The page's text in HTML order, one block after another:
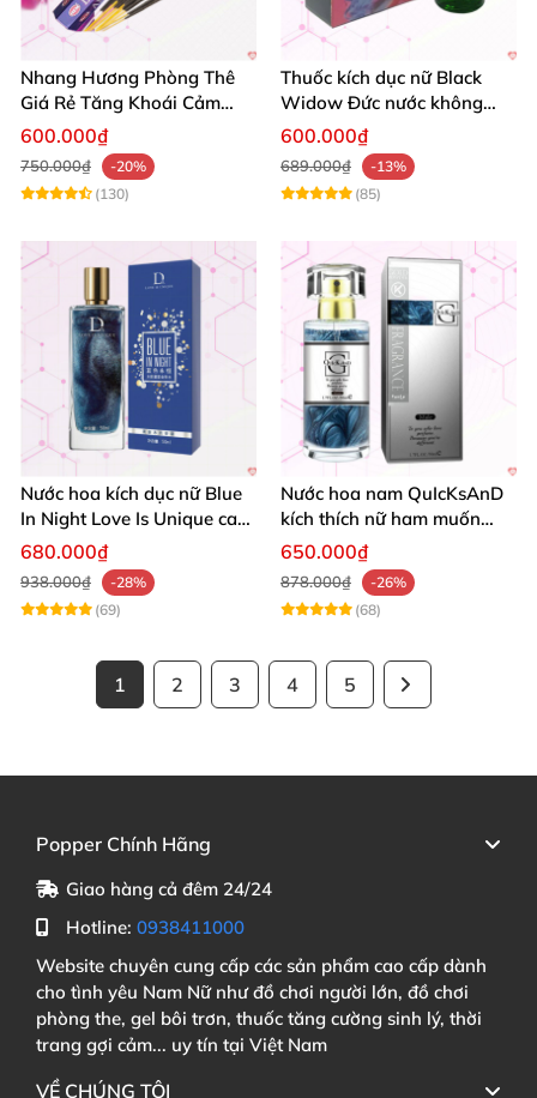
Nhang Hương Phòng Thê
Giá Rẻ Tăng Khoái Cảm
Nhanh Chóng
600.000₫
750.000₫
-20%
(130)
Thuốc kích dục nữ Black
Widow Đức nước không
mùi mạnh hiệu quả giá tốt
600.000₫
689.000₫
-13%
(85)
Nước hoa kích dục nữ Blue
In Night Love Is Unique cao
cấp hút hồn
680.000₫
938.000₫
-28%
(69)
Nước hoa nam QuIcKsAnD
kích thích nữ ham muốn
mãnh liệt không mùi
650.000₫
878.000₫
-26%
(68)
1 2 3 4 5
Popper Chính Hãng
Giao hàng cả đêm 24/24
Hotline: 0938411000
Website chuyên cung cấp các sản phẩm cao cấp dành
cho tình yêu Nam Nữ như đồ chơi người lớn, đồ chơi
phòng the, gel bôi trơn, thuốc tăng cường sinh lý, thời
trang gợi cảm... uy tín tại Việt Nam
VỀ CHÚNG TÔI